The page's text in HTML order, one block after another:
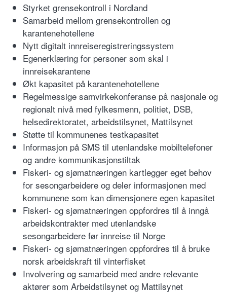
Styrket grensekontroll i Nordland
Samarbeid mellom grensekontrollen og
karantenehotellene
Nytt digitalt innreiseregistreringssystem
Egenerklæring for personer som skal i
innreisekarantene
Økt kapasitet på karantenehotellene
Regelmessige samvirkekonferanse på nasjonale og
regionalt nivå med fylkesmenn, politiet, DSB,
helsedirektoratet, arbeidstilsynet, Mattilsynet
Støtte til kommunenes testkapasitet
Informasjon på SMS til utenlandske mobiltelefoner
og andre kommunikasjonstiltak
Fiskeri- og sjømatnæringen kartlegger eget behov
for sesongarbeidere og deler informasjonen med
kommunene som kan dimensjonere egen kapasitet
Fiskeri- og sjømatnæringen oppfordres til å inngå
arbeidskontrakter med utenlandske
sesongarbeidere før innreise til Norge
Fiskeri- og sjømatnæringen oppfordres til å bruke
norsk arbeidskraft til vinterfisket
Involvering og samarbeid med andre relevante
aktører som Arbeidstilsynet og Mattilsynet